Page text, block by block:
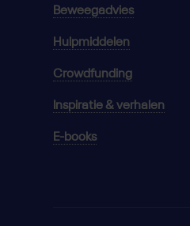
Beweegadvies
Hulpmiddelen
Crowdfunding
Inspiratie & verhalen
E-books